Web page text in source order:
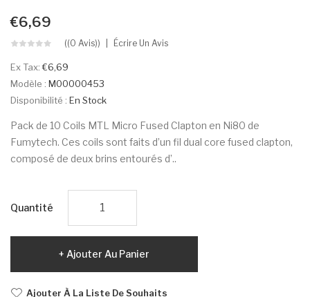
€6,69
((0 Avis)) Écrire Un Avis
Ex Tax:€6,69
Modèle : M00000453
Disponibilité : En Stock
Pack de 10 Coils MTL Micro Fused Clapton en Ni80 de
Fumytech. Ces coils sont faits d’un fil dual core fused clapton,
composé de deux brins entourés d’..
Quantité
Ajouter Au Panier
Ajouter À La Liste De Souhaits